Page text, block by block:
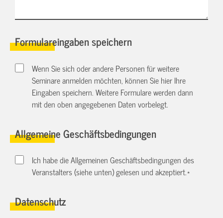
Formulareingaben speichern
Wenn Sie sich oder andere Personen für weitere
Seminare anmelden möchten, können Sie hier Ihre
Eingaben speichern. Weitere Formulare werden dann
mit den oben angegebenen Daten vorbelegt.
Allgemeine Geschäftsbedingungen
Ich habe die Allgemeinen Geschäftsbedingungen des
Veranstalters (siehe unten) gelesen und akzeptiert.*
Datenschutz